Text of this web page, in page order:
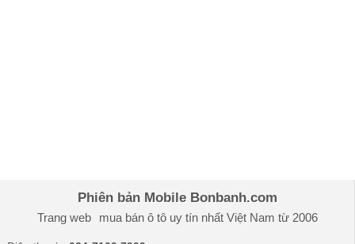
Phiên bản Mobile Bonbanh.com
Trang web mua bán ô tôuy tín nhất Việt Nam từ 2006